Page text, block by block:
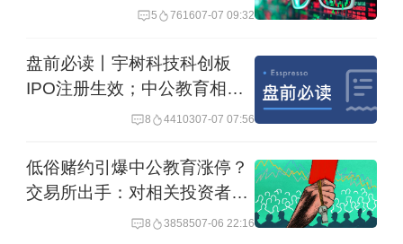
出。这表明，部分资金在上涨前，可能
“低俗赌约”炒作蔓延，发帖人身份暴露
截至7月7日收盘，中公教育最新股价为
2.26元，日内涨幅8.13%。短短五个交易
日内，该股已经累计上涨0.46元，区间
5 761607-07 09:32
盘前必读丨宇树科技科创板
IPO注册生效；中公教育相关
投资者被暂停交易
8 4410307-07 07:56
低俗赌约引爆中公教育涨停？
交易所出手：对相关投资者暂
8 3858507-06 22:16